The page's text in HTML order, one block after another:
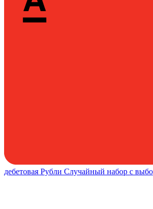
дебетовая Рубли Случайный набор с